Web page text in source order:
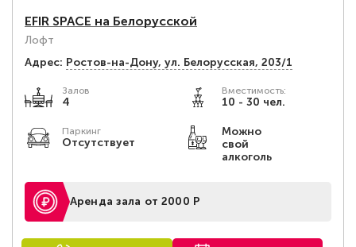
EFIR SPACE на Белорусской
Лофт
Адрес: Ростов-на-Дону, ул. Белорусская, 203/1
Залов
4
Вместимость:
10 - 30 чел.
Паркинг
Отсутствует
Можно
свой
алкоголь
Аренда зала от 2000 Р